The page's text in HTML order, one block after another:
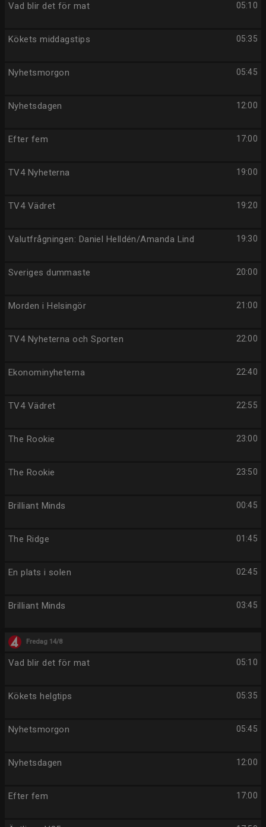
05:10
Vad blir det för mat
05:35
Kökets middagstips
05:45
Nyhetsmorgon
12:00
Nyhetsdagen
17:00
Efter fem
19:00
TV4 Nyheterna
19:20
TV4 Vädret
19:30
Valutfrågningen: Daniel Helldén/Amanda Lind
20:00
Sveriges dummaste
21:00
Morden i Helsingör
22:00
TV4 Nyheterna och Sporten
22:40
Ekonominyheterna
22:55
TV4 Vädret
23:00
The Rookie
23:50
The Rookie
00:45
Brilliant Minds
01:45
The Ridge
02:45
En plats i solen
03:45
Brilliant Minds
Fredag 14/8
05:10
Vad blir det för mat
05:35
Kökets helgtips
05:45
Nyhetsmorgon
12:00
Nyhetsdagen
17:00
Efter fem